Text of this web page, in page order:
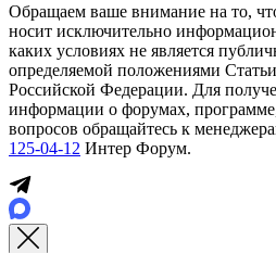
Обращаем ваше внимание на то,
носит исключительно
каких условиях не является
определяемой положениями
Российской Федерации. Для
информации о форумах,
вопросов обращайтесь к
125-04-12 Интер Форум.